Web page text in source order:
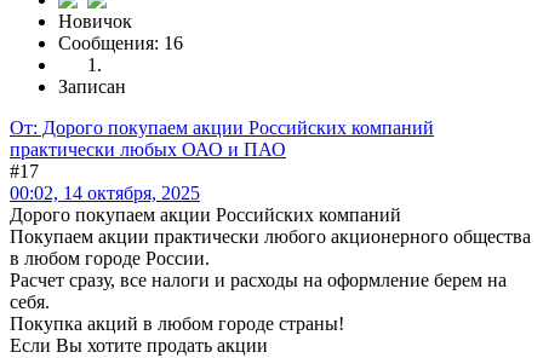
Новичок
Сообщения: 16
Записан
От: Дорого покупаем акции Российских компаний
практически любых ОАО и ПАО
#17
00:02, 14 октября, 2025
Дорого покупаем акции Российских компаний
Покупаем акции практически любого акционерного общества
в любом городе России.
Расчет сразу, все налоги и расходы на оформление берем на
себя.
Покупка акций в любом городе страны!
Если Вы хотите продать акции